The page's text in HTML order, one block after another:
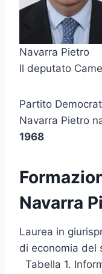
Navarra Pietro
Il deputato
Partito
Navarra Pietro
1968
Navarra
Laurea in
di economia del
Tabella 1.